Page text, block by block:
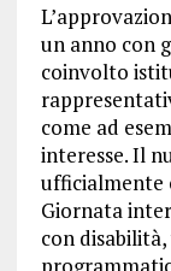
un anno con
coinvolto
come ad
interesse. Il
ufficialmente
Giornata
con